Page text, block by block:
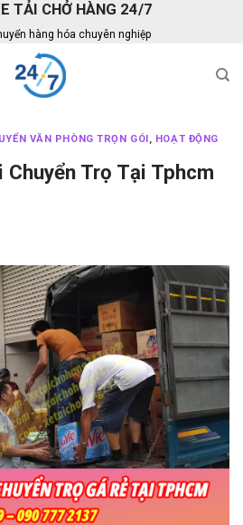
TẢI CHỞ HÀNG 24/7
hàng hóa chuyên nghiệp
VĂN PHÒNG TRỌN GÓI , HOẠT ĐỘNG
Chuyển Trọ Tại Tphcm